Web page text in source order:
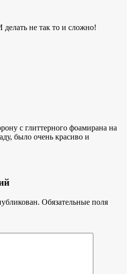
не так то и сложно!
с глиттерного фоамирана на
было очень красиво и
Обязательные поля